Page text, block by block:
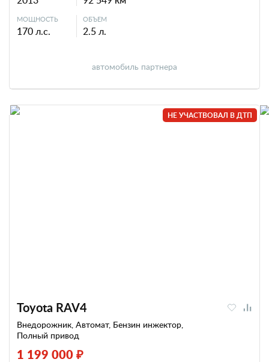
МОЩНОСТЬ
170 л.с.
ОБЪЕМ
2.5 л.
автомобиль партнера
НЕ УЧАСТВОВАЛ В ДТП
Toyota RAV4
Внедорожник, Автомат, Бензин инжектор,
Полный привод
1 199 000 ₽